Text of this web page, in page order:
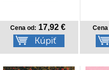
Cena od: 17,92 €